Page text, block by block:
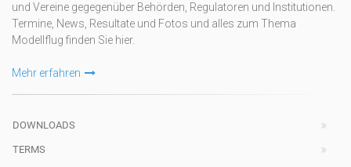
und Vereine gegegenüber Behörden, Regulatoren und Institutionen.
Termine, News, Resultate und Fotos und alles zum Thema
Modellflug finden Sie hier.
Mehr erfahren
DOWNLOADS
TERMS